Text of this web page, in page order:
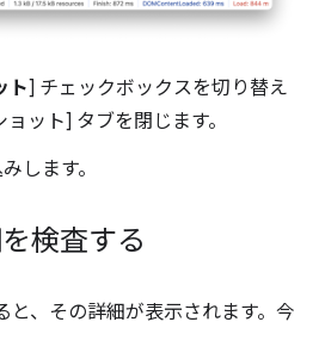
ト] チェックボックスを切り替え
ット] タブを閉じます。
します。
検査する
と、その詳細が表示されます。今